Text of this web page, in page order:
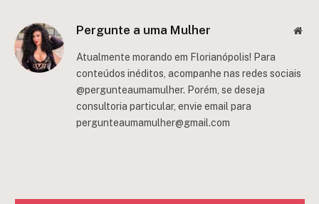
Pergunte a uma Mulher
Atualmente morando em Florianópolis! Para
conteúdos inéditos, acompanhe nas redes sociais
@pergunteaumamulher. Porém, se deseja
consultoria particular, envie email para
pergunteaumamulher@gmail.com